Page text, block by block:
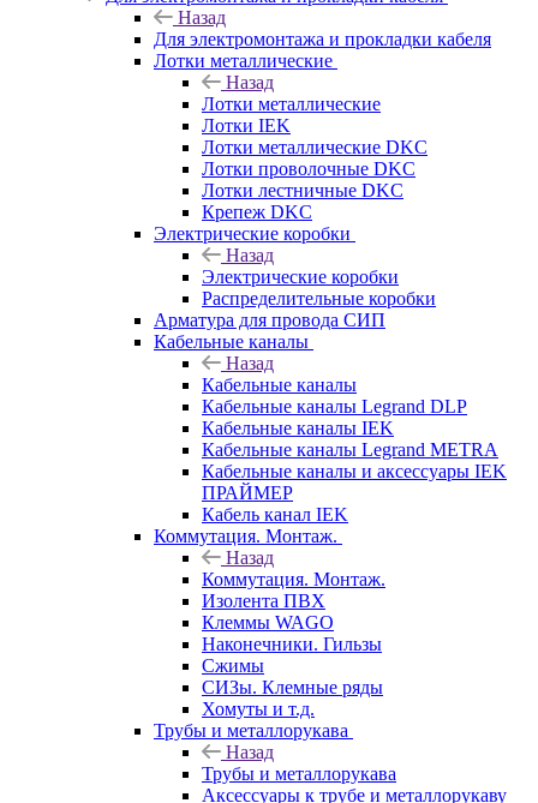
Назад
Для электромонтажа и прокладки кабеля
Лотки металлические
Назад
Лотки металлические
Лотки IEK
Лотки металлические DKC
Лотки проволочные DKC
Лотки лестничные DKC
Крепеж DKC
Электрические коробки
Назад
Электрические коробки
Распределительные коробки
Арматура для провода СИП
Кабельные каналы
Назад
Кабельные каналы
Кабельные каналы Legrand DLP
Кабельные каналы IEK
Кабельные каналы Legrand METRA
Кабельные каналы и аксессуары IEK
ПРАЙМЕР
Кабель канал IEK
Коммутация. Монтаж.
Назад
Коммутация. Монтаж.
Изолента ПВХ
Клеммы WAGO
Наконечники. Гильзы
Сжимы
СИЗы. Клемные ряды
Хомуты и т.д.
Трубы и металлорукава
Назад
Трубы и металлорукава
Аксессуары к трубе и металлорукаву